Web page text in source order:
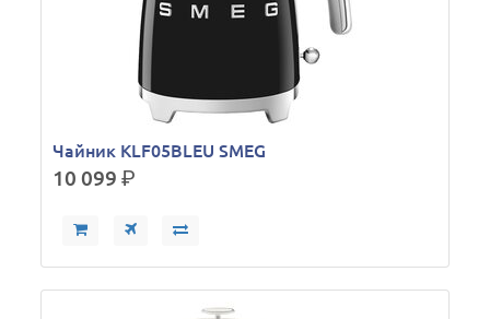
Чайник KLF05BLEU SMEG
10 099р.